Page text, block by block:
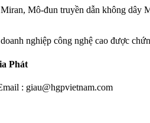
Mô-đun truyền dẫn không
nghiệp công nghệ cao được
Phát
: giau@hgpvietnam.com